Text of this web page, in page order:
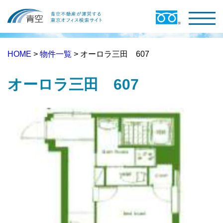
HOME > 物件一覧 > オーロラ三田 607
オーロラ三田 607